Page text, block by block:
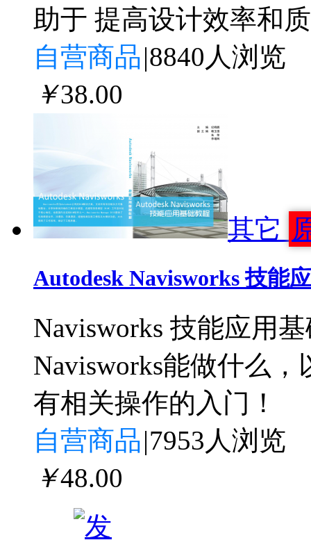
助于 提高设计效率和
自营商品|8840人浏览
￥38.00
其它
Autodesk Navisworks 技能
Navisworks 技能应用
Navisworks能做什么
有相关操作的入门！
自营商品|7953人浏览
￥48.00